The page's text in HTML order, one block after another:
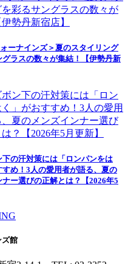
ーナインズ＞夏のスタイリング
グラスの数々が集結！【伊勢丹新
下の汗対策には「ロンパンをは
すめ！3人の愛用者が語る、夏の
ナー選びの正解とは？【2026年5
ズ館